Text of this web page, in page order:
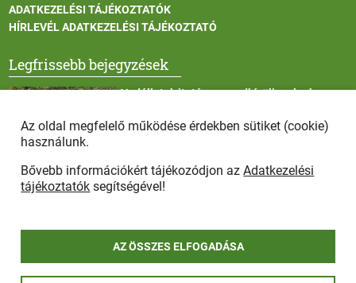
ADATKEZELÉSI TÁJÉKOZTATÓK
HÍRLEVÉL ADATKEZELÉSI TÁJÉKOZTATÓ
Legfrissebb bejegyzések
Vadállatok itatása a rendkívüli melegben
Afrikai sertéspestis - kérések a lakosság felé
Az oldal megfelelő működése érdekben sütiket (cookie)
használunk.
Bővebb információkért tájékozódjon azAdatkezelési
tájékoztatók segítségével!
AZ ÖSSZES ELFOGADÁSA